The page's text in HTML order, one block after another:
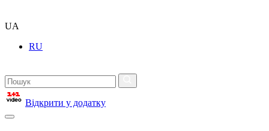
UA
RU
Відкрити у додатку